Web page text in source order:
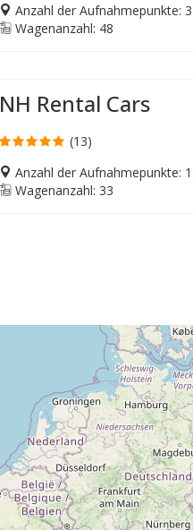
Anzahl der Aufnahmepunkte:
Wagenanzahl: 48
NH Rental Cars
(13)
Anzahl der Aufnahmepunkte:
Wagenanzahl: 33